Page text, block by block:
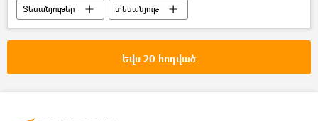
Տեսանյութեր
տեսանյութ
Մարիա Զախարովա
Հայաստան
Եվս 20 հոդված